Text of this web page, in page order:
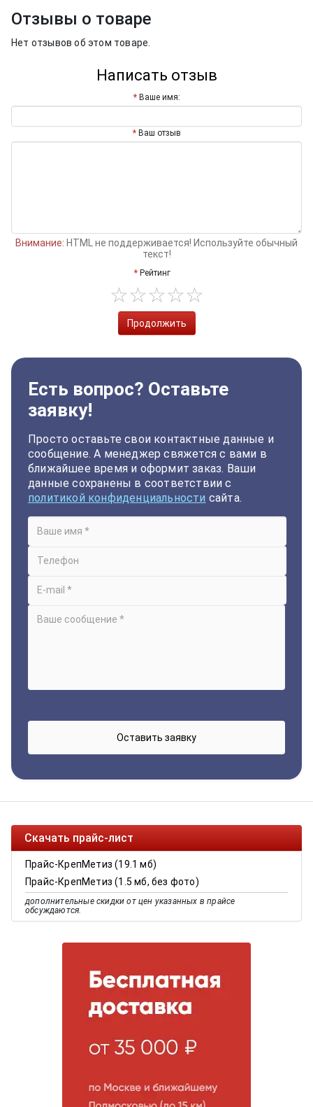
Отзывы о товаре
Нет отзывов об этом товаре.
Написать отзыв
Ваше имя:
Ваш отзыв
Внимание: HTML не поддерживается! Используйте обычный
текст!
Рейтинг
Продолжить
Есть вопрос? Оставьте
заявку!
Просто оставьте свои контактные данные и
сообщение. А менеджер свяжется с вами в
ближайшее время и оформит заказ. Ваши
данные сохранены в соответствии с
политикой конфиденциальности сайта.
Скачать прайс-лист
Прайс-КрепМетиз (19.1 мб)
Прайс-КрепМетиз (1.5 мб, без фото)
дополнительные скидки от цен указанных в прайсе
обсуждаются.